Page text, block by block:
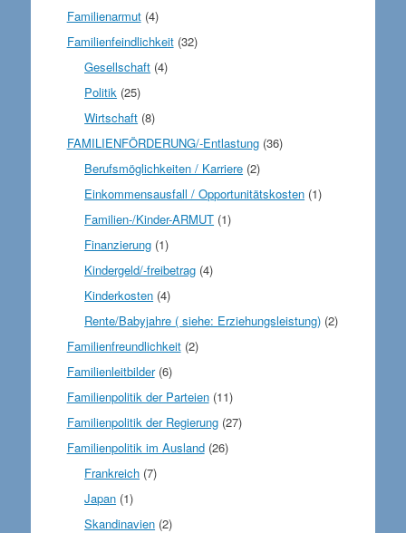
Familienarmut(4)
Familienfeindlichkeit(32)
Gesellschaft (4)
Politik (25)
Wirtschaft (8)
FAMILIENFÖRDERUNG/-Entlastung(36)
Berufsmöglichkeiten / Karriere (2)
Einkommensausfall / Opportunitätskosten (1)
Familien-/Kinder-ARMUT (1)
Finanzierung (1)
Kindergeld/-freibetrag (4)
Kinderkosten (4)
Rente/Babyjahre ( siehe: Erziehungsleistung) (2)
Familienfreundlichkeit(2)
Familienleitbilder(6)
Familienpolitik der Parteien(11)
Familienpolitik der Regierung(27)
Familienpolitik im Ausland(26)
Frankreich (7)
Japan (1)
Skandinavien (2)